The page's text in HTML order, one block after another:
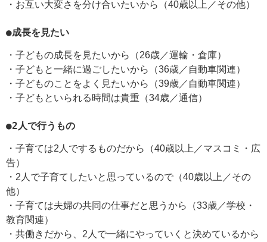
・お互い大変さを分け合いたいから（40歳以上／その他）
●成長を見たい
・子どもの成長を見たいから（26歳／運輸・倉庫）
・子どもと一緒に過ごしたいから（36歳／自動車関連）
・子どものことをよく見たいから（39歳／自動車関連）
・子どもといられる時間は貴重（34歳／通信）
●2人で行うもの
・子育ては2人でするものだから（40歳以上／マスコミ・広
告）
・2人で子育てしたいと思っているので（40歳以上／その
他）
・子育ては夫婦の共同の仕事だと思うから（33歳／学校・
教育関連）
・共働きだから、2人で一緒にやっていくと決めているから